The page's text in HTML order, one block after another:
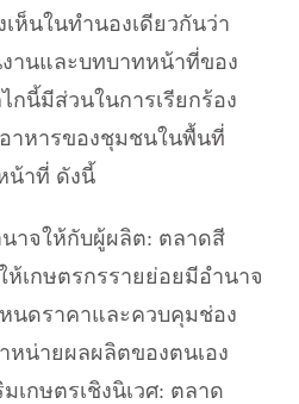
เห็นในทำนองเดียวกันว่า
านและบทบาทหน้าที่ของ
กนี้มีส่วนในการเรียกร้อง
าหารของชุมชนในพื้นที่
น้าที่ ดังนี้
าจให้กับผู้ผลิต: ตลาดสี
ห้เกษตรกรรายย่อยมีอำนาจ
นดราคาและควบคุมช่อง
หน่ายผลผลิตของตนเอง
มเกษตรเชิงนิเวศ: ตลาด